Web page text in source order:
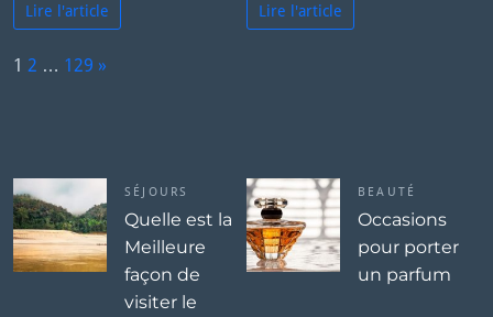
Lire l'article Lire l'article
P
1 2 … 129 »
SÉJOURS
Quelle est la
Meilleure
façon de
visiter le
BEAUTÉ
Occasions
pour porter
un parfum